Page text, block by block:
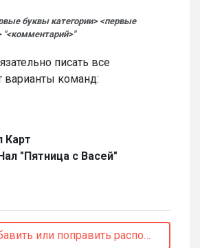
буквы категории> <первые
"<комментарий>"
писать все
варианты команд:
Карт
"Пятница с Васей"
Как добавить или поправить распознавание СМС?